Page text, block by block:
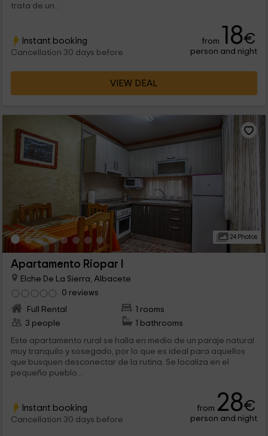
trata de un...
Instant booking
Cancellation 30 days before
from 18€
person and night
VIEW DEAL
24 Photos
Apartamento Riopar I
Elche De La Sierra, Albacete
0 reviews
Full Rental
1 rooms
3 people
1 bathrooms
Este apartamento rural se halla en medio de un paraje natural
muy tranquilo y sosegado, por lo que es ideal para aquellos
que busquen desconectar de la rutina. Se localiza en el
pequeño pueblo...
Instant booking
Cancellation 30 days before
from 28€
person and night